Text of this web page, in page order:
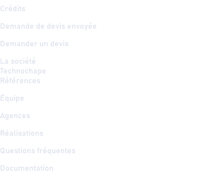
Crédits
Demande de devis envoyée
Demander un devis
La société
Technochape
Références
Équipe
Agences
Réalisations
Questions fréquentes
Documentation